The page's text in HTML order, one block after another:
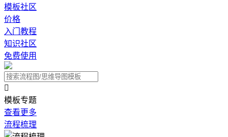
模板社区
价格
入门教程
知识社区
免费使用

模板专题
查看更多
流程梳理